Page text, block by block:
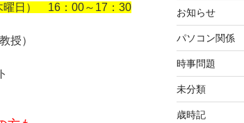
曜日） 16：00～17：30
授）
お知らせ
パソコン関係
時事問題
未分類
歳時記